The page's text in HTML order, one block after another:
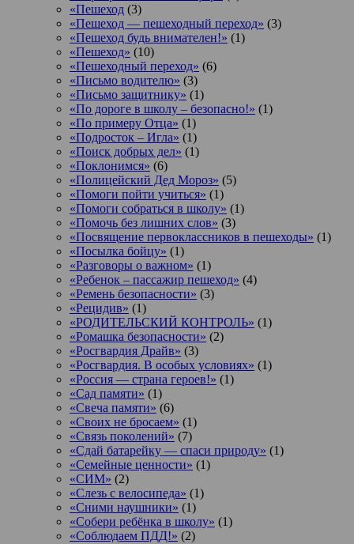
«Пешеход (3)
«Пешеход — пешеходный переход» (3)
«Пешеход будь внимателен!» (1)
«Пешеход» (10)
«Пешеходный переход» (6)
«Письмо водителю» (3)
«Письмо защитнику» (1)
«По дороге в школу – безопасно!» (1)
«По примеру Отца» (1)
«Подросток ‒ Игла» (1)
«Поиск добрых дел» (1)
«Поклонимся» (6)
«Полицейский Дед Мороз» (5)
«Помоги пойти учиться» (1)
«Помоги собраться в школу» (1)
«Помочь без лишних слов» (3)
«Посвящение первоклассников в пешеходы» (1)
«Посылка бойцу» (1)
«Разговоры о важном» (1)
«Ребенок – пассажир пешеход» (4)
«Ремень безопасности» (3)
«Рецидив» (1)
«РОДИТЕЛЬСКИЙ КОНТРОЛЬ» (1)
«Ромашка безопасности» (2)
«Росгвардия Драйв» (3)
«Росгвардия. В особых условиях» (1)
«Россия — страна героев!» (1)
«Сад памяти» (1)
«Свеча памяти» (6)
«Своих не бросаем» (1)
«Связь поколений» (7)
«Сдай батарейку — спаси природу» (1)
«Семейные ценности» (1)
«СИМ» (2)
«Слезь с велосипеда» (1)
«Сними наушники» (1)
«Собери ребёнка в школу» (1)
«Соблюдаем ПДД!» (2)